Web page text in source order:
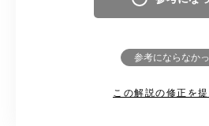
参考にならなか
この解説の修正を